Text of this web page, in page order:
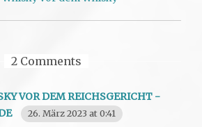
2 Comments
VOR DEM REICHSGERICHT -
26. März 2023 at 0:41